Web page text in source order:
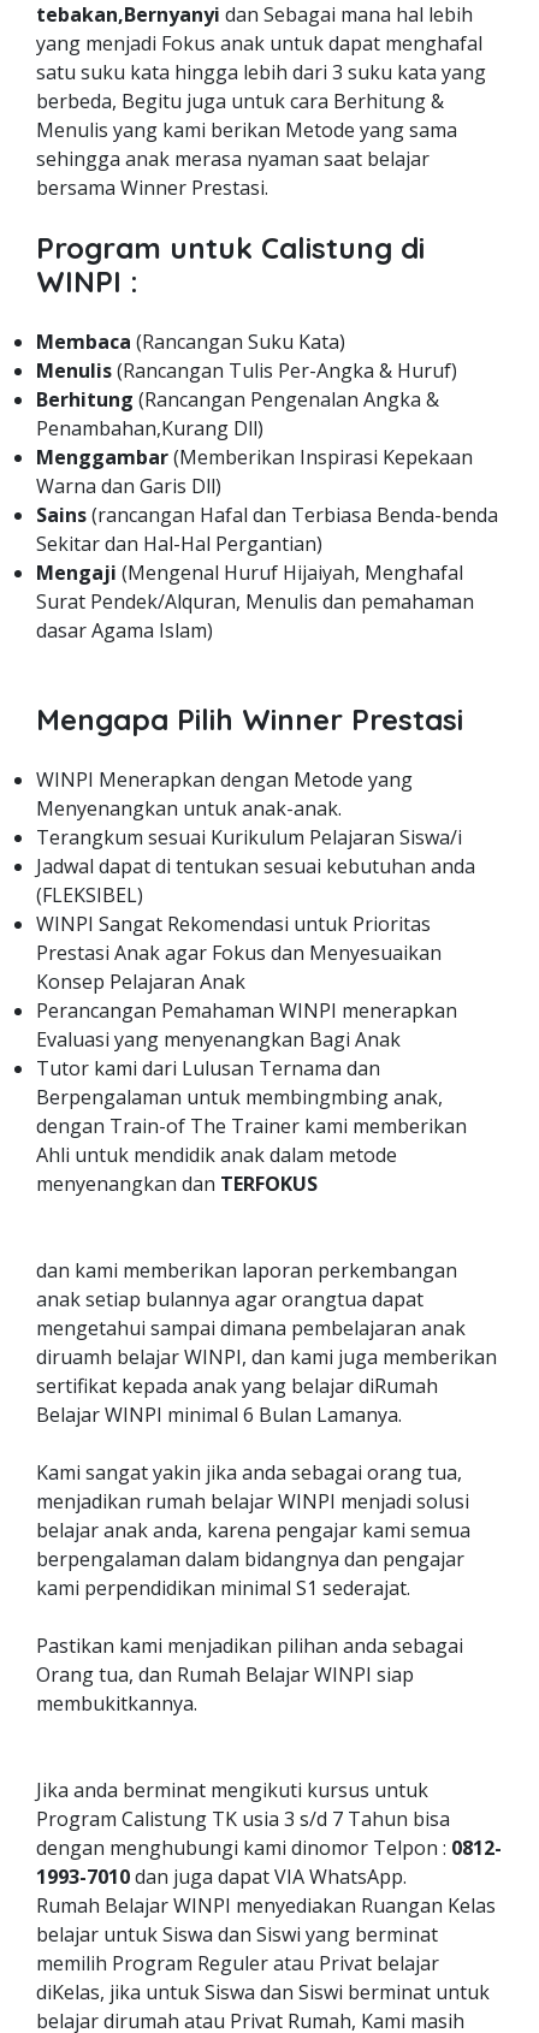
tebakan,Bernyanyi dan Sebagai mana hal lebih
yang menjadi Fokus anak untuk dapat menghafal
satu suku kata hingga lebih dari 3 suku kata yang
berbeda, Begitu juga untuk cara Berhitung &
Menulis yang kami berikan Metode yang sama
sehingga anak merasa nyaman saat belajar
bersama Winner Prestasi.
Program untuk Calistung di
WINPI :
Membaca (Rancangan Suku Kata)
Menulis(Rancangan Tulis Per-Angka & Huruf)
Berhitung (Rancangan Pengenalan Angka &
Penambahan,Kurang Dll)
Menggambar(Memberikan Inspirasi Kepekaan
Warna dan Garis Dll)
Sains(rancangan Hafal dan Terbiasa Benda-benda
Sekitar dan Hal-Hal Pergantian)
Mengaji (Mengenal Huruf Hijaiyah, Menghafal
Surat Pendek/Alquran, Menulis dan pemahaman
dasar Agama Islam)
Mengapa Pilih Winner Prestasi
WINPI Menerapkan dengan Metode yang
Menyenangkan untuk anak-anak.
Terangkum sesuai Kurikulum Pelajaran Siswa/i
Jadwal dapat di tentukan sesuai kebutuhan anda
(FLEKSIBEL)
WINPI Sangat Rekomendasi untuk Prioritas
Prestasi Anak agar Fokus dan Menyesuaikan
Konsep Pelajaran Anak
Perancangan Pemahaman WINPI menerapkan
Evaluasi yang menyenangkan Bagi Anak
Tutor kami dari Lulusan Ternama dan
Berpengalaman untuk membingmbing anak,
dengan Train-of The Trainer kami memberikan
Ahli untuk mendidik anak dalam metode
menyenangkan dan TERFOKUS
dan kami memberikan laporan perkembangan
anak setiap bulannya agar orangtua dapat
mengetahui sampai dimana pembelajaran anak
diruamh belajar WINPI, dan kami juga memberikan
sertifikat kepada anak yang belajar diRumah
Belajar WINPI minimal 6 Bulan Lamanya.
Kami sangat yakin jika anda sebagai orang tua,
menjadikan rumah belajar WINPI menjadi solusi
belajar anak anda, karena pengajar kami semua
berpengalaman dalam bidangnya dan pengajar
kami perpendidikan minimal S1 sederajat.
Pastikan kami menjadikan pilihan anda sebagai
Orang tua, dan Rumah Belajar WINPI siap
membukitkannya.
Jika anda berminat mengikuti kursus untuk
Program Calistung TK usia 3 s/d 7 Tahun bisa
dengan menghubungi kami dinomor Telpon : 0812-
1993-7010dan juga dapat VIA WhatsApp.
Rumah Belajar WINPI menyediakan Ruangan Kelas
belajar untuk Siswa dan Siswi yang berminat
memilih Program Reguler atau Privat belajar
diKelas, jika untuk Siswa dan Siswi berminat untuk
belajar dirumah atau Privat Rumah, Kami masih